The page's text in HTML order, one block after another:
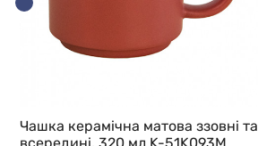
Чашка керамічна матова ззовні та
всередині, 320 мл K-51K093M